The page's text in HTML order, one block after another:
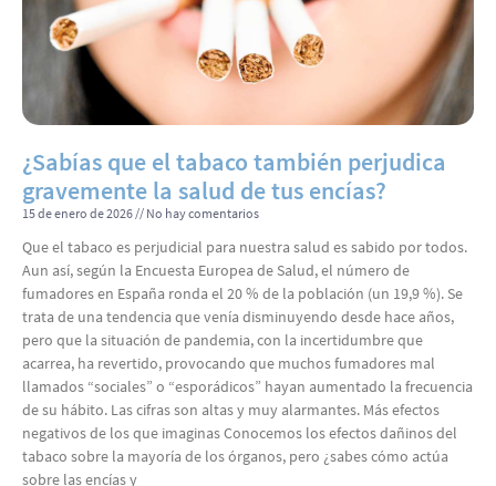
¿Sabías que el tabaco también perjudica
gravemente la salud de tus encías?
15 de enero de 2026 No hay comentarios
Que el tabaco es perjudicial para nuestra salud es sabido por todos.
Aun así, según la Encuesta Europea de Salud, el número de
fumadores en España ronda el 20 % de la población (un 19,9 %). Se
trata de una tendencia que venía disminuyendo desde hace años,
pero que la situación de pandemia, con la incertidumbre que
acarrea, ha revertido, provocando que muchos fumadores mal
llamados “sociales” o “esporádicos” hayan aumentado la frecuencia
de su hábito. Las cifras son altas y muy alarmantes. Más efectos
negativos de los que imaginas Conocemos los efectos dañinos del
tabaco sobre la mayoría de los órganos, pero ¿sabes cómo actúa
sobre las encías y